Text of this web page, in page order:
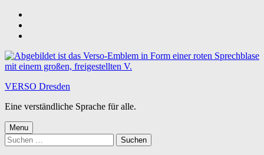
content
footer
VERSO Dresden
Eine verständliche Sprache für alle.
Menu
Suchen
nach: